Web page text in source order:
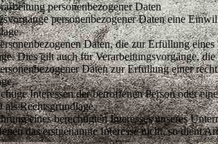
personenbezogener Daten
personenbezogener Daten eine
Daten, die zur Erfüllung
Dies gilt auch für Verarbeitungsvorgänge,
Daten zur Erfüllung einer
Interessen der betroffenen Person oder
Rechtsgrundlage.
eines berechtigten Interesses unseres
das erstgenannte Interesse nicht, so dient